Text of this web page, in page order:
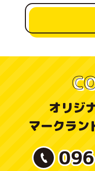
オリジ
マークラン